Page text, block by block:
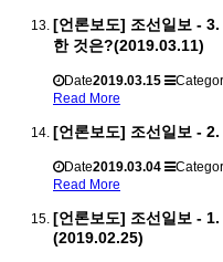
[언론보도] 조선일보 -
한 것은?(2019.03.11)
Date2019.03.15
Read More
[언론보도] 조선일보 -
Date2019.03.04
Read More
[언론보도] 조선일보 -
(2019.02.25)